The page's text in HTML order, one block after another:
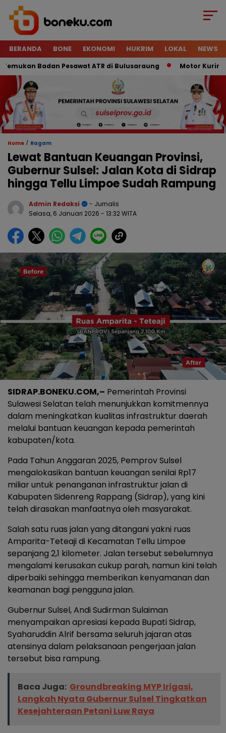
BERANDA BONE EKONOMI HUKRIM LOKAL NEWS
Badan Pesawat ATR di Bulusaraung Motor Kurir Raib
Home / Ragam
Lewat Bantuan Keuangan Provinsi,
Gubernur Sulsel: Jalan Kota di Sidrap
hingga Tellu Limpoe Sudah Rampung
Admin Redaksi
- Jurnalis
Selasa, 6 Januari 2026 - 13:32 WITA
SIDRAP.BONEKU.COM,– Pemerintah Provinsi
Sulawesi Selatan telah menunjukkan komitmennya
dalam meningkatkan kualitas infrastruktur daerah
melalui bantuan keuangan kepada pemerintah
kabupaten/kota.
Pada Tahun Anggaran 2025, Pemprov Sulsel
mengalokasikan bantuan keuangan senilai Rp17
miliar untuk penanganan infrastruktur jalan di
Kabupaten Sidenreng Rappang (Sidrap), yang kini
telah dirasakan manfaatnya oleh masyarakat.
Salah satu ruas jalan yang ditangani yakni ruas
Amparita-Teteaji di Kecamatan Tellu Limpoe
sepanjang 2,1 kilometer. Jalan tersebut sebelumnya
mengalami kerusakan cukup parah, namun kini telah
diperbaiki sehingga memberikan kenyamanan dan
keamanan bagi pengguna jalan.
Gubernur Sulsel, Andi Sudirman Sulaiman
menyampaikan apresiasi kepada Bupati Sidrap,
Syaharuddin Alrif bersama seluruh jajaran atas
atensinya dalam pelaksanaan pengerjaan jalan
tersebut bisa rampung.
Baca Juga: Groundbreaking MYP Irigasi,
Langkah Nyata Gubernur Sulsel Tingkatkan
Kesejahteraan Petani Luw Raya